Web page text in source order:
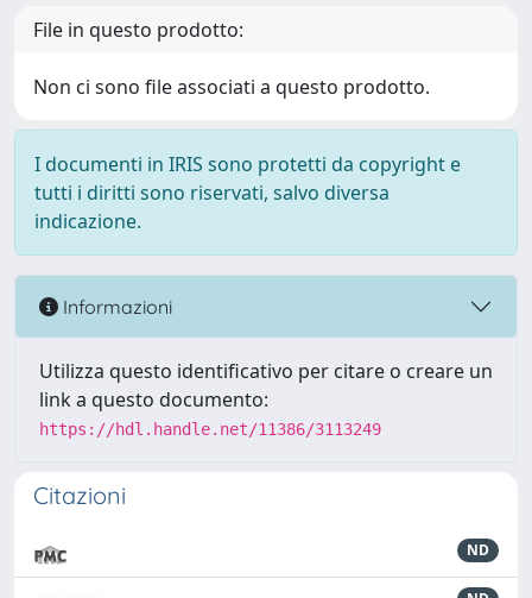
File in questo prodotto:
Non ci sono file associati a questo prodotto.
I documenti in IRIS sono protetti da copyright e
tutti i diritti sono riservati, salvo diversa
indicazione.
Informazioni
Utilizza questo identificativo per citare o creare un
link a questo documento:
https://hdl.handle.net/11386/3113249
Citazioni
ND